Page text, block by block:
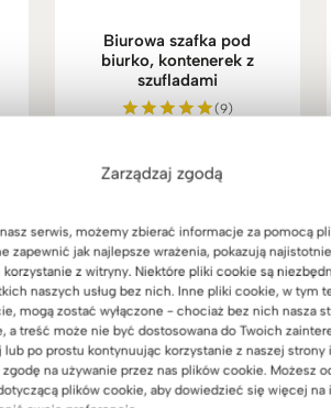
Zarządzaj zgodą
serwis, możemy zbierać informacje za pomocą
zapewnić jak najlepsze wrażenia, pokazują
korzystanie z witryny. Niektóre pliki cookie są
naszych usług bez nich. Inne pliki cookie, w tym
mogą zostać wyłączone - chociaż bez nich nasza
a treść może nie być dostosowana do Twoich
po prostu kontynuując korzystanie z naszej strony
zgodę na używanie przez nas plików cookie. Możesz
plików cookie, aby dowiedzieć się więcej
Biurowa szafka pod
biurko, kontenerek z
szufladami
na 5
(9)